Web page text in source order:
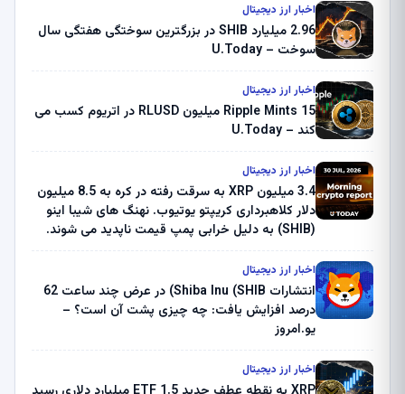
اخبار ارز دیجیتال
2.96 میلیارد SHIB در بزرگترین سوختگی هفتگی سال
سوخت – U.Today
اخبار ارز دیجیتال
Ripple Mints 15 میلیون RLUSD در اتریوم کسب می
کند – U.Today
اخبار ارز دیجیتال
3.4 میلیون XRP به سرقت رفته در کره به 8.5 میلیون
دلار کلاهبرداری کریپتو یوتیوب. نهنگ های شیبا اینو
(SHIB) به دلیل خرابی پمپ قیمت ناپدید می شوند.
ثبت کرد – گزارش کریپتو صبح – U.Today
اخبار ارز دیجیتال
انتشارات Shiba Inu (SHIB) در عرض چند ساعت 62
درصد افزایش یافت: چه چیزی پشت آن است؟ –
یو.امروز
اخبار ارز دیجیتال